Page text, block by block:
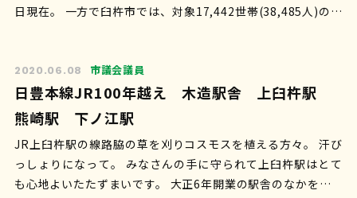
日現在。 一方で臼杵市では、対象17,442世帯(38,485人)のう
2020.06.08 市議会議員
日豊本線JR100年越え 木造駅舎 上臼杵駅
熊崎駅 下ノ江駅
JR上臼杵駅の線路脇の草を刈りコスモスを植える方々。 汗び
っしょりになって。 みなさんの手に守られて上臼杵駅はとて
も心地よいたたずまいです。 大正6年開業の駅舎のなかを風が